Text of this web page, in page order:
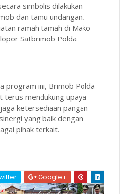
simbolis dilakukan
dan tamu undangan,
ramah tamah di Mako
Satbrimob Polda
program ini, Brimob Polda
terus mendukung upaya
ketersediaan pangan
yang baik dengan
pihak terkait.
Google+